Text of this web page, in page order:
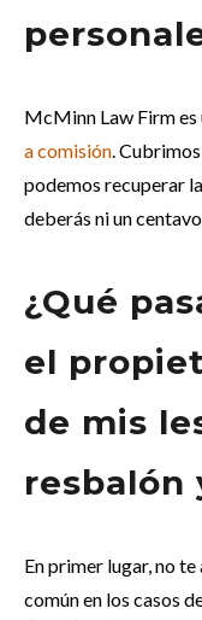
McMinn Law Firm es
a comisión.
podemos recuperar
deberás ni un
¿Qué
el
de mis
resbalón
En primer lugar, no
común en los casos